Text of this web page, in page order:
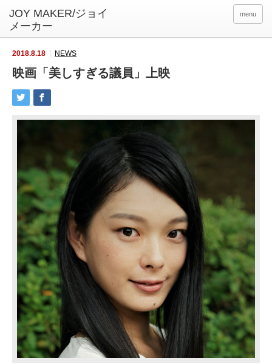
menu
2018.8.18 NEWS
映画「美しすぎる議員」上映